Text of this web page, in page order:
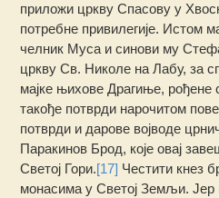
приложи цркву Спасову у
потребне привилегије. Истом
челник Муса и синови му
цркву Св. Николе на Лабу, за
мајке њихове Драгиње, рођене
такође потврди нарочитом
потврди и дарове војводе
Паракинов Брод, које овај
Светој Гори.[17] Честити кнез
монасима у Светој Земљи. Јер